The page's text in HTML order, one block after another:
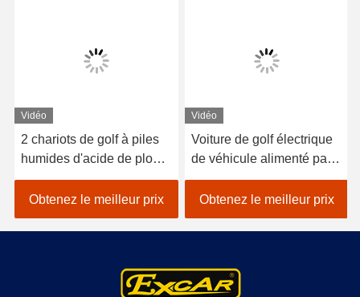
Vidéo
2 chariots de golf à piles
humides d'acide de plomb
de sièges/golf avec des
erreurs électrique de
voiture
Obtenez le meilleur prix
Vidéo
Voiture de golf électrique
de véhicule alimenté par
batterie au lithium 48V
EXCAR A1S6 + 2 blanc
Obtenez le meilleur prix